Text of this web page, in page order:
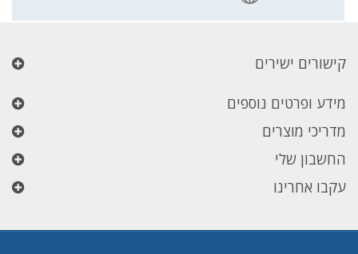
קישורים ישירים
מידע ופרטים נוספים
מדריכי מוצרים
החשבון שלי
עקבו אחרינו